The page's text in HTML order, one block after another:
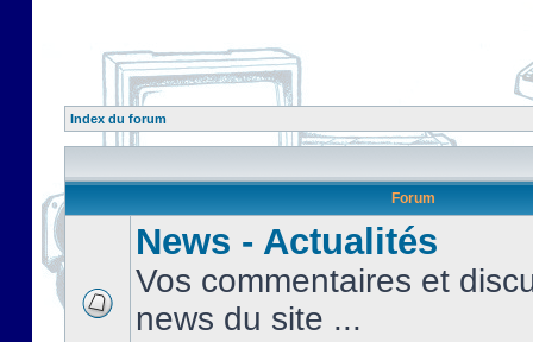
Index du forum
Forum
News - Actualités
Vos commentaires et
news du site ...